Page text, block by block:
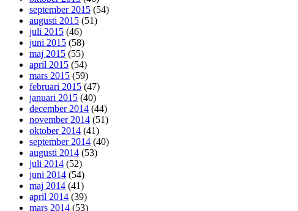
september 2015 (54)
augusti 2015 (51)
juli 2015 (46)
juni 2015 (58)
maj 2015 (55)
april 2015 (54)
mars 2015 (59)
februari 2015 (47)
januari 2015 (40)
december 2014 (44)
november 2014 (51)
oktober 2014 (41)
september 2014 (40)
augusti 2014 (53)
juli 2014 (52)
juni 2014 (54)
maj 2014 (41)
april 2014 (39)
mars 2014 (53)